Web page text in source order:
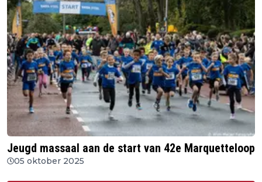
Jeugd massaal aan de start van 42e Marquetteloop
05 oktober 2025